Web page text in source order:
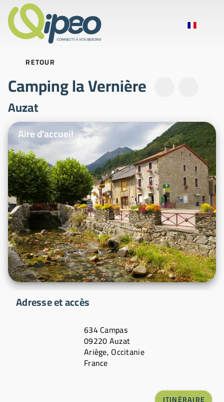
RETOUR
Camping la Vernière
Auzat
Photos d'illustration
Aire d'accueil
Adresse et accès
634 Campas
09220 Auzat
Ariège, Occitanie
France